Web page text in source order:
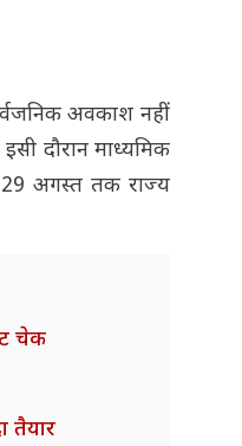
अवकाश नहीं
दौरान माध्यमिक
अगस्त तक राज्य
चेक
तैयार